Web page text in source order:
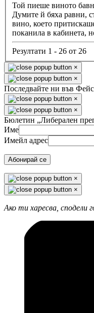
Той пиеше виното
Думите й бяха равни,
вино, което
поканила в кабинета,
Резултати 1 - 26 от 26
×
×
Последвайте ни във
×
×
Бюлетин „Либерален
Име
Имейл адрес
Абонирай се
×
×
Ако ти харесва, сподели